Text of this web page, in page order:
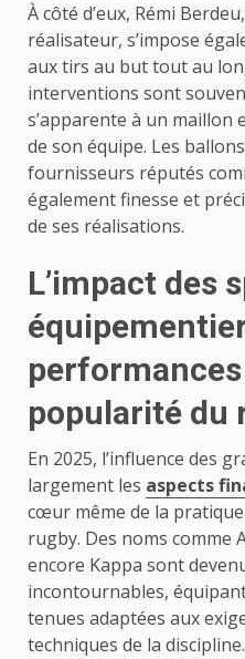
À côté d’eux, Rémi
réalisateur, s’impose
aux tirs au but tout au
interventions sont
s’apparente à un maillon
de son équipe. Les
fournisseurs réputés
également finesse et
de ses réalisations.
L’impact des
popularité du
En 2025, l’influence des
largement les aspects
cœur même de la
rugby. Des noms comme
encore Kappa sont
incontournables,
tenues adaptées aux
techniques de la discipline.